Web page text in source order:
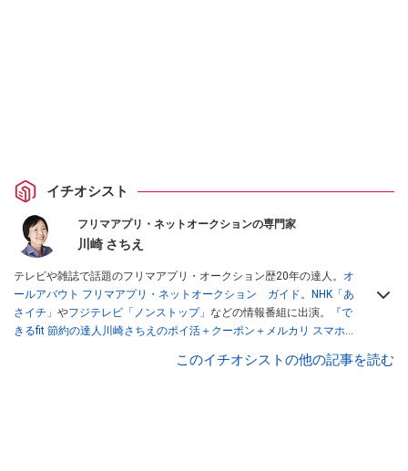
イチオシスト
フリマアプリ・ネットオークションの専門家
川崎 さちえ
テレビや雑誌で話題のフリマアプリ・オークション歴20年の達人。 オ
ールアバウト フリマアプリ・ネットオークション ガイド。
NHK「あ
さイチ」 やフジテレビ「ノンストップ」 などの情報番組に出演。
『で
きるfit 節約の達人川崎さちえのポイ活＋クーポン＋メルカリ スマホで
スマホ1つでスキマ時間に効率的に稼ぐ！』（翔泳社刊） ほか著書多
このイチオシストの他の記事を読む